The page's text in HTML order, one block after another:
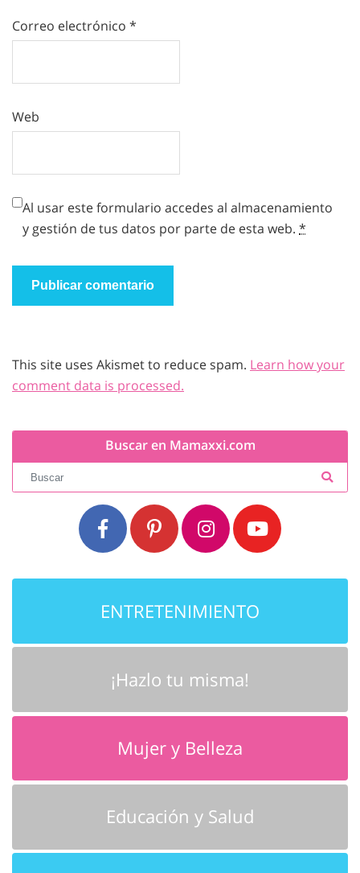
Correo electrónico *
Web
Al usar este formulario accedes al almacenamiento
y gestión de tus datos por parte de esta web. *
This site uses Akismet to reduce spam. Learn how your
comment data is processed.
Buscar en Mamaxxi.com
ENTRETENIMIENTO
¡Hazlo tu misma!
Mujer y Belleza
Educación y Salud